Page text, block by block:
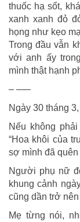
thuốc hạ sốt,
xanh xanh đỏ
họng như kẹo
Trong đầu vẫn
với anh ấy
mình thật hạnh
– —–
Ngày 30 tháng
Nếu không
“Hoa khôi của
sợ mình đã quên
Người phụ nữ
khung cảnh
cũng dần trở
Mẹ từng nói,